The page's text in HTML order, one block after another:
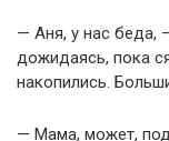
— Аня, у нас беда,
дожидаясь, пока
накопились.
— Мама, может,